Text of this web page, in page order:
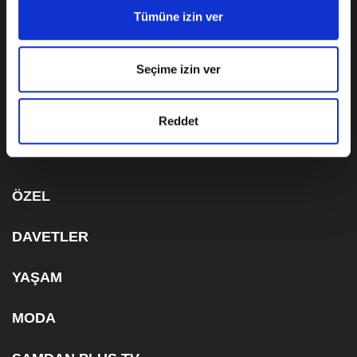
Tümüne izin ver
Seçime izin ver
Reddet
KVKK AYDINLATMA METNİ
ÇEREZ BİLGİLENDİRME METNİ
ÖZEL
DAVETLER
YAŞAM
MODA